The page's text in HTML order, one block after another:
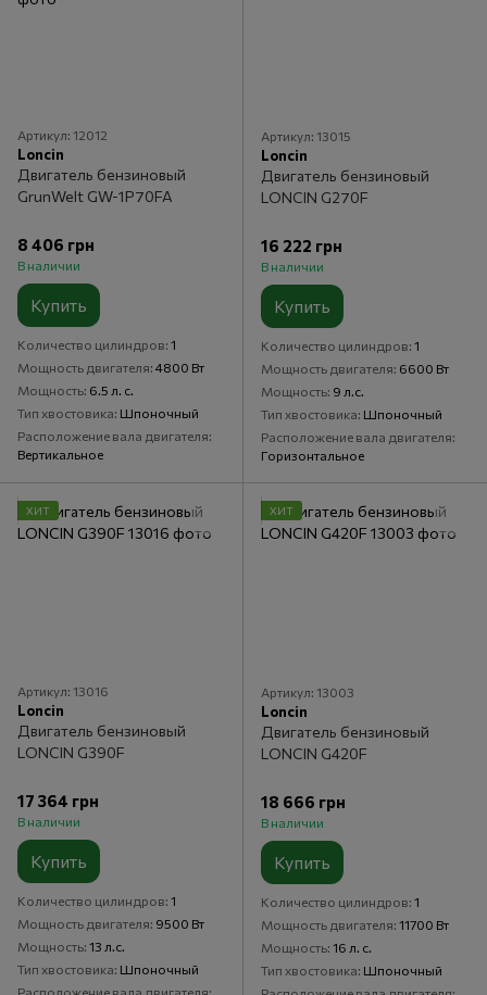
Артикул: 12012
Loncin
Двигатель бензиновый
GrunWelt GW-1P70FA
8 406 грн
В наличии
Купить
Количество цилиндров 1
Мощность двигателя 4800 Вт
Мощность 6.5 л. с.
Тип хвостовика Шпоночный
Расположение вала двигателя
Вертикальное
Артикул: 13015
Loncin
Двигатель бензиновый
LONCIN G270F
16 222 грн
В наличии
Купить
Количество цилиндров 1
Мощность двигателя 6600 Вт
Мощность 9 л.с.
Тип хвостовика Шпоночный
Расположение вала двигателя
Горизонтальное
ХИТ
Артикул: 13016
Loncin
Двигатель бензиновый
LONCIN G390F
17 364 грн
В наличии
Купить
Количество цилиндров 1
Мощность двигателя 9500 Вт
Мощность 13 л.с.
Тип хвостовика Шпоночный
ХИТ
Артикул: 13003
Loncin
Двигатель бензиновый
LONCIN G420F
18 666 грн
В наличии
Купить
Количество цилиндров 1
Мощность двигателя 11700 Вт
Мощность 16 л. с.
Тип хвостовика Шпоночный